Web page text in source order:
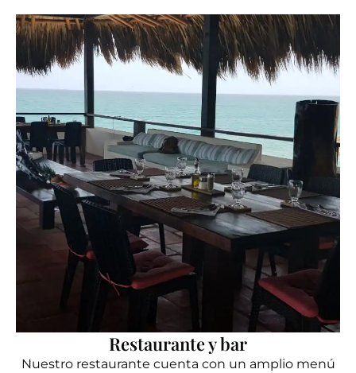
Restaurante y bar
Nuestro restaurante cuenta con un amplio menú